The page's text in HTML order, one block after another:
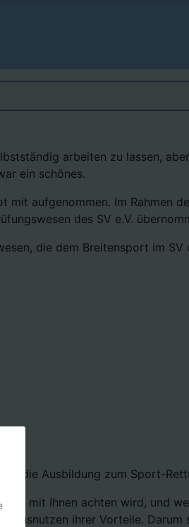
arbeiten zu lassen,
ein schönes.
mit aufgenommen. Im Rahmen
des SV e.V.
die dem Breitensport im
die Ausbildung zum Sport-
mit Ihnen achten wird, und
Ausnutzen ihrer Vorteile. Darum